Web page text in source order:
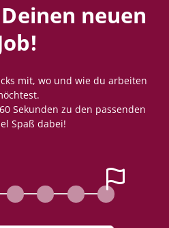
neuen
mit, wo und wie du arbeiten
Sekunden zu den passenden
Spaß dabei!